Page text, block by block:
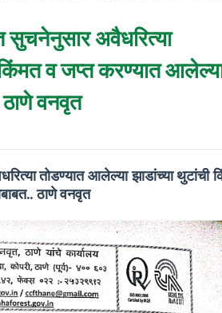
अवैधरित्या
व जप्त करण्यात
ठाणे वनवृत
तोडण्यात आलेल्या झाडांच्या थुटांची
ठाणे वनवृत